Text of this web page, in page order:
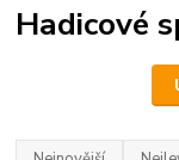
Hadicové